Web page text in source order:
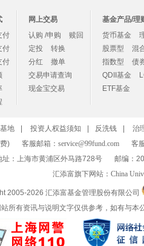
付
付
付
网上交易
认购 /申购
赎回
定投
转换
分红
撤单
交易申请查询
现金宝交易
基金产品/理
货币基金
股票型
混
指数型
债
QDII基金
ETF基金
地 投资人权益须知 反洗钱
治
)
客服邮箱： service@99fund.com
客
址：上海市黄浦区外马路728号
邮编：
汇添富旗下网站： China
2005-2026 汇添富基金管理股份有限公司
所有资讯与说明文字仅供参考，如有与本